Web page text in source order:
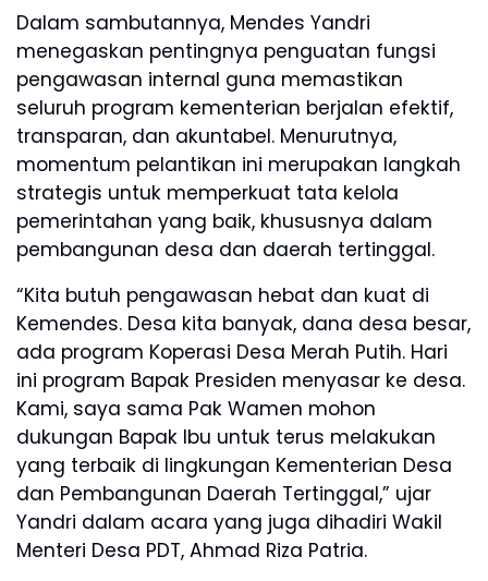
Dalam sambutannya, Mendes Yandri
menegaskan pentingnya penguatan fungsi
pengawasan internal guna memastikan
seluruh program kementerian berjalan efektif,
transparan, dan akuntabel. Menurutnya,
momentum pelantikan ini merupakan langkah
strategis untuk memperkuat tata kelola
pemerintahan yang baik, khususnya dalam
pembangunan desa dan daerah tertinggal.
“Kita butuh pengawasan hebat dan kuat di
Kemendes. Desa kita banyak, dana desa besar,
ada program Koperasi Desa Merah Putih. Hari
ini program Bapak Presiden menyasar ke desa.
Kami, saya sama Pak Wamen mohon
dukungan Bapak Ibu untuk terus melakukan
yang terbaik di lingkungan Kementerian Desa
dan Pembangunan Daerah Tertinggal,” ujar
Yandri dalam acara yang juga dihadiri Wakil
Menteri Desa PDT, Ahmad Riza Patria.